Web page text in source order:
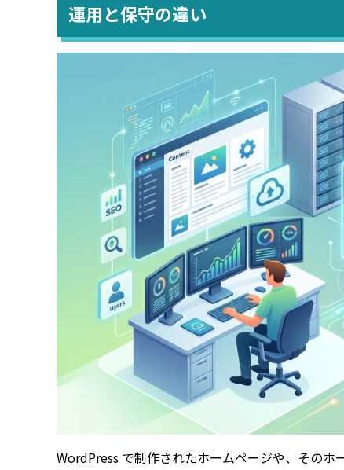
運用と保守の違い
WordPress で制作されたホームページや、その